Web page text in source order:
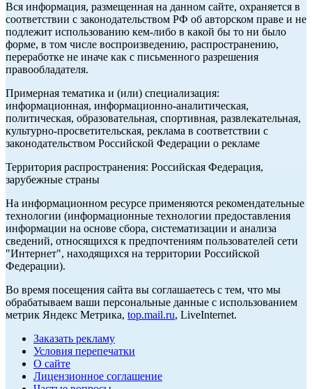
Вся информация, размещенная на данном сайте, охраняется в
соответствии с законодательством РФ об авторском праве и не
подлежит использованию кем-либо в какой бы то ни было
форме, в том числе воспроизведению, распространению,
переработке не иначе как с письменного разрешения
правообладателя.
Примерная тематика и (или) специализация:
информационная, информационно-аналитическая,
политическая, образовательная, спортивная, развлекательная,
культурно-просветительская, реклама в соответствии с
законодательством Российской Федерации о рекламе
Территория распространения: Российская Федерация,
зарубежные страны
На информационном ресурсе применяются рекомендательные
технологии (информационные технологии предоставления
информации на основе сбора, систематизации и анализа
сведений, относящихся к предпочтениям пользователей сети
"Интернет", находящихся на территории Российской
Федерации).
Во время посещения сайта вы соглашаетесь с тем, что мы
обрабатываем ваши персональные данные с использованием
метрик Яндекс Метрика, top.mail.ru, LiveInternet.
Заказать рекламу
Условия перепечатки
О сайте
Лицензионное соглашение